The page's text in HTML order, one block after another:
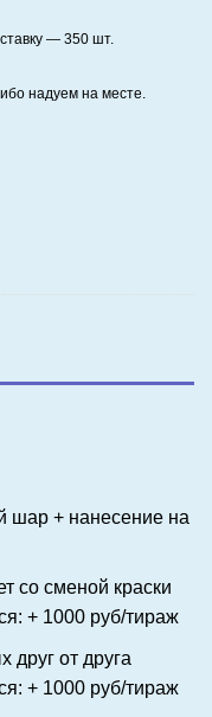
— 350 шт.
надуем на месте.
шар + нанесение на
со сменой краски
+ 1000 руб/тираж
друг от друга
+ 1000 руб/тираж